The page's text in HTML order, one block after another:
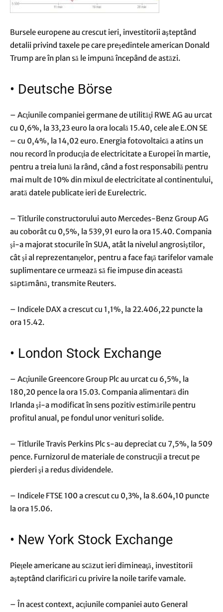
Bursele europene au crescut ieri, investitorii aşteptând
detalii privind taxele pe care preşedintele american Donald
Trump are în plan să le impună începând de astăzi.
• Deutsche Börse
– Acţiunile companiei germane de utilităţi RWE AG au urcat
cu 0,6%, la 33,23 euro la ora locală 15.40, cele ale E.ON SE
– cu 0,4%, la 14,02 euro. Energia fotovoltaică a atins un
nou record în producţia de electricitate a Europei în martie,
pentru a treia lună la rând, când a fost responsabilă pentru
mai mult de 10% din mixul de electricitate al continentului,
arată datele publicate ieri de Eurelectric.
– Titlurile constructorului auto Mercedes-Benz Group AG
au coborât cu 0,5%, la 539,91 euro la ora 15.40. Compania
şi-a majorat stocurile în SUA, atât la nivelul angrosiştilor,
cât şi al reprezentanţelor, pentru a face faţă tarifelor vamale
suplimentare ce urmează să fie impuse din această
săptămână, transmite Reuters.
– Indicele DAX a crescut cu 1,1%, la 22.406,22 puncte la
ora 15.42.
• London Stock Exchange
– Acţiunile Greencore Group Plc au urcat cu 6,5%, la
180,20 pence la ora 15.03. Compania alimentară din
Irlanda şi-a modificat în sens pozitiv estimările pentru
profitul anual, pe fondul unor venituri solide.
– Titlurile Travis Perkins Plc s-au depreciat cu 7,5%, la 509
pence. Furnizorul de materiale de construcţii a trecut pe
pierderi şi a redus dividendele.
– Indicele FTSE 100 a crescut cu 0,3%, la 8.604,10 puncte
la ora 15.06.
• New York Stock Exchange
Pieţele americane au scăzut ieri dimineaţă, investitorii
aşteptând clarificări cu privire la noile tarife vamale.
– În acest context, acţiunile companiei auto General